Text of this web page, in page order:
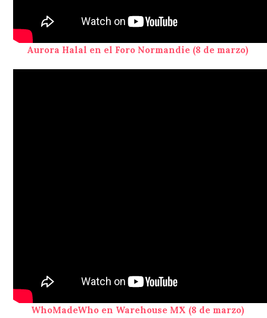
Aurora Halal en el Foro Normandie (8 de marzo)
WhoMadeWho en Warehouse MX (8 de marzo)